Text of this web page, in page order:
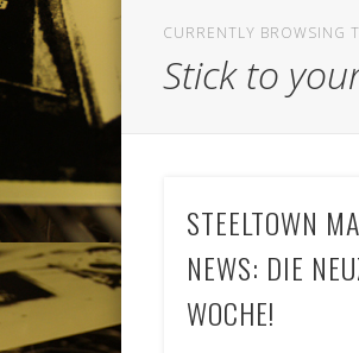
CURRENTLY BROWSING
Stick to
STEELTOWN
NEWS: DIE
WOCHE!